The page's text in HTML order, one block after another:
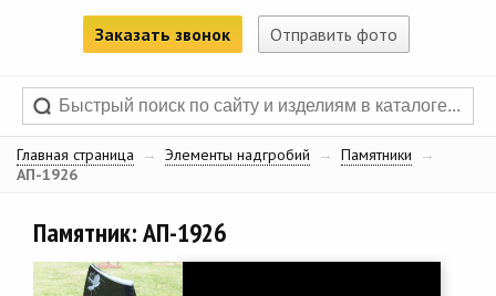
Заказать звонок Отправить фото
Главная страница → Элементы надгробий → Памятники
→
АП-1926
Памятник: АП-1926